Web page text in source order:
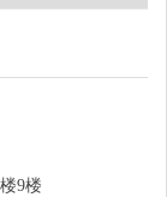
9楼